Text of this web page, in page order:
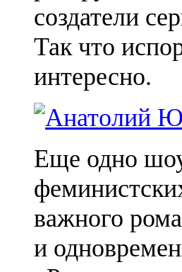
создатели
Так что
интересно.
Еще одно
важного
и